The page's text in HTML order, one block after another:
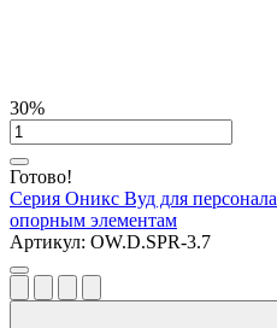
30%
Готово!
Серия Оникс Вуд для персонала
опорным элементам
Артикул: OW.D.SPR-3.7